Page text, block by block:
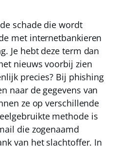
schade die wordt
met internetbankieren
Je hebt deze term dan
nieuws voorbij zien
precies? Bij phishing
naar de gegevens van
ze op verschillende
methode is
die zogenaamd
van het slachtoffer. In